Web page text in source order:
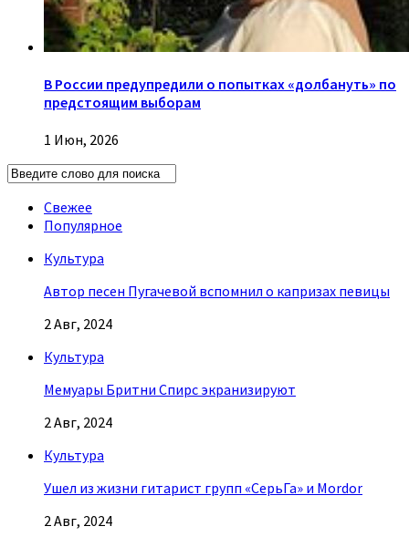
В России предупредили о попытках «долбануть» по
предстоящим выборам
1 Июн, 2026
Свежее
Популярное
Культура
Автор песен Пугачевой вспомнил о капризах певицы
2 Авг, 2024
Культура
Мемуары Бритни Спирс экранизируют
2 Авг, 2024
Культура
Ушел из жизни гитарист групп «СерьГа» и Mordor
2 Авг, 2024